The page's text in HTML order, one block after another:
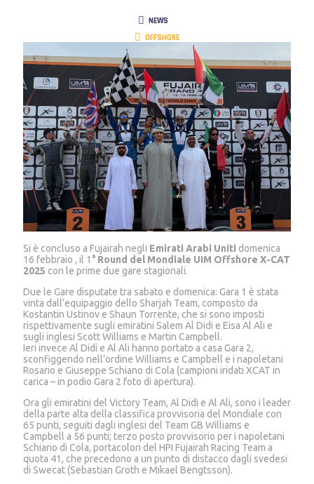
NEWS
OFFSHORE
Si è concluso a Fujairah negli Emirati Arabi Uniti domenica
16 febbraio , il 1 ° Round del Mondiale UIM Offshore X-CAT
2025 con le prime due gare stagionali.
Due le Gare disputate tra sabato e domenica: Gara 1 è stata
vinta dall’equipaggio dello Sharjah Team, composto da
Kostantin Ustinov e Shaun Torrente, che si sono imposti
rispettivamente sugli emiratini Salem Al Didi e Eisa Al Ali e
sugli inglesi Scott Williams e Martin Campbell.
Ieri invece Al Didi e Al Ali hanno portato a casa Gara 2,
sconfiggendo nell’ordine Williams e Campbell e i napoletani
Rosario e Giuseppe Schiano di Cola (campioni iridati XCAT in
carica – in podio Gara 2 foto di apertura).
Ora gli emiratini del Victory Team, Al Didi e Al Ali, sono i leader
della parte alta della classifica provvisoria del Mondiale con
65 punti, seguiti dagli inglesi del Team GB Williams e
Campbell a 56 punti; terzo posto provvisorio per i napoletani
Schiano di Cola, portacolori del HPI Fujairah Racing Team a
quota 41, che precedono a un punto di distacco dagli svedesi
di Swecat (Sebastian Groth e Mikael Bengtsson).